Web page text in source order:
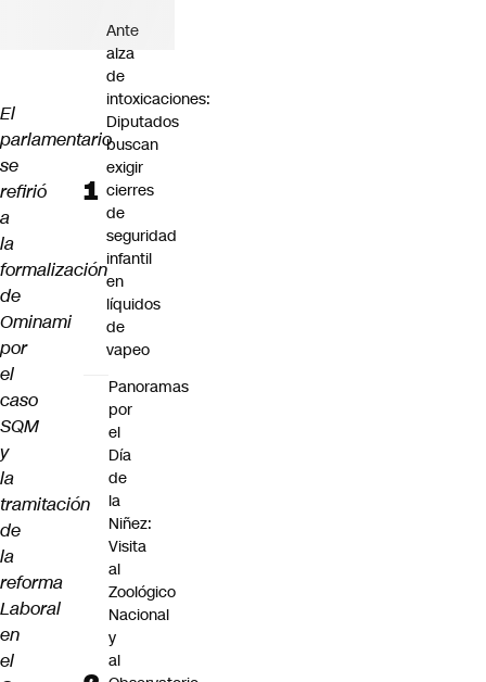
El
parlamentario
se
refirió
a
la
formalización
de
Ominami
por
el
caso
SQM
y
la
tramitación
de
la
reforma
Laboral
en
el
Ante
alza
de
intoxicaciones:
Diputados
buscan
exigir
cierres
de
seguridad
infantil
en
líquidos
de
vapeo
Panoramas
por
el
Día
de
la
Niñez:
Visita
al
Zoológico
Nacional
y
al